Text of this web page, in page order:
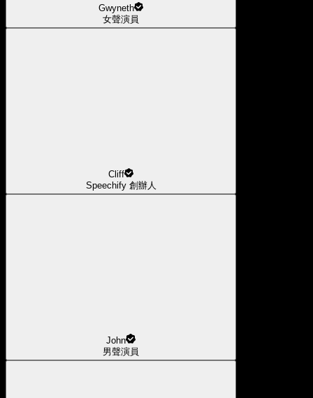
Gwyneth
女聲演員
Cliff
Speechify 創辦人
John
男聲演員